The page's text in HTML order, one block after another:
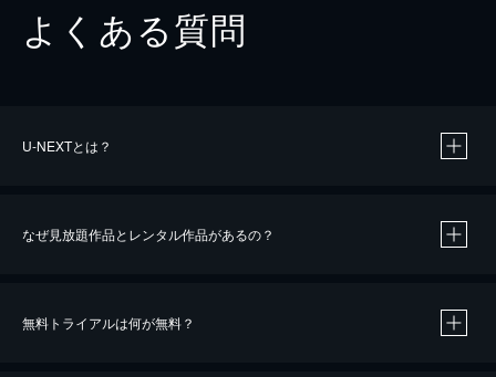
よくある質問
U-NEXTとは？
なぜ見放題作品とレンタル作品があるの？
無料トライアルは何が無料？